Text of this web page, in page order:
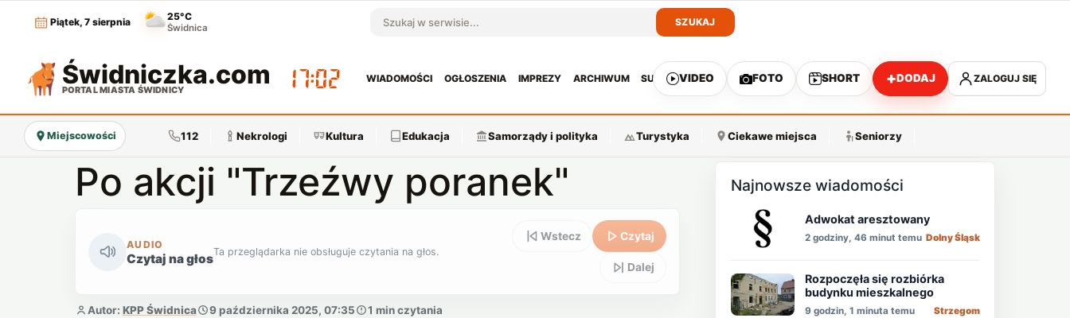
Piątek, 7 sierpnia
25°C
Świdnica Szukaj w serwisie
SZUKAJ
Świdniczka.com
PORTAL MIASTA ŚWIDNICY 17:02
WIADOMOŚCI OGŁOSZENIA IMPREZY ARCHIWUM SUBSKRYPCJA
VIDEO FOTO SHORT +DODAJ ZALOGUJ SIĘ
Miejscowości 112 Nekrologi Kultura Edukacja Samorządy i polityka Turystyka Ciekawe miejsca Seniorzy
Po akcji "Trzeźwy poranek"
AUDIO
Czytaj na głosTa przeglądarka nie obsługuje czytania na głos.
Wstecz Czytaj
Dalej
Autor: KPP Świdnica 9 października 2025, 07:35 1 min czytania
Najnowsze wiadomości
Adwokat aresztowany
2 godziny, 46 minut temu Dolny Śląsk
Rozpoczęła się rozbiórka
budynku mieszkalnego
9 godzin, 1 minuta temu Strzegom